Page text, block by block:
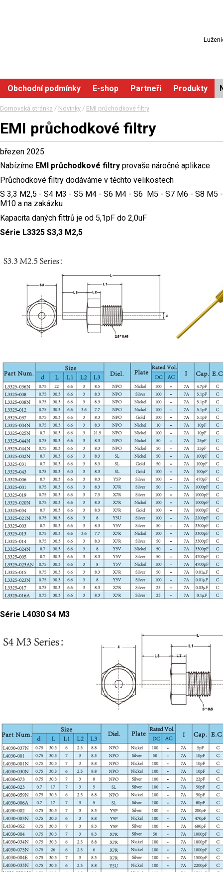
Obchodní podmínky E-shop Partneři Produkty
Domovská stránka / Novinky / EMI průchodkové filtry
EMI průchodkové filtry
březen 2025
Nabízíme EMI průchodkové filtry provaše náročné aplikace
Průchodkové filtry dodáváme v těchto velikostech
S 3,3 M2,5 - S4 M3 - S5 M4 - S6 M4 - S6 M5 - S7 M6 - S8 M5
M10 a na zakázku
Kapacita daných fittrů je od 5,1pF do 2,0uF
Série L3325 S3,3 M2,5
Série L4030 S4 M3